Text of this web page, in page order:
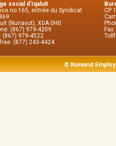
social d’Iqaluit
no 165, entrée du Syndicat
(Nunavut), X0A 0H0
(867) 979-4209
(867) 979-4522
(877) 243-4424
CP
© Nunavut